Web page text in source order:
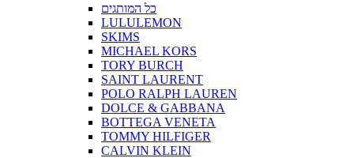
כל המותגים
LULULEMON
SKIMS
MICHAEL KORS
TORY BURCH
SAINT LAURENT
POLO RALPH LAUREN
DOLCE & GABBANA
BOTTEGA VENETA
TOMMY HILFIGER
CALVIN KLEIN